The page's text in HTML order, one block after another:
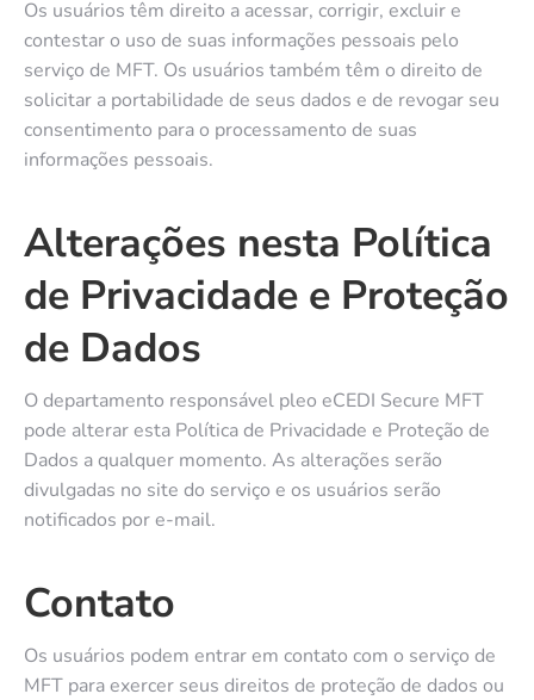
Os usuários têm direito a acessar, corrigir, excluir e
contestar o uso de suas informações pessoais pelo
serviço de MFT. Os usuários também têm o direito de
solicitar a portabilidade de seus dados e de revogar seu
consentimento para o processamento de suas
informações pessoais.
Alterações nesta Política
de Privacidade e Proteção
de Dados
O departamento responsável pleo eCEDI Secure MFT
pode alterar esta Política de Privacidade e Proteção de
Dados a qualquer momento. As alterações serão
divulgadas no site do serviço e os usuários serão
notificados por e-mail.
Contato
Os usuários podem entrar em contato com o serviço de
MFT para exercer seus direitos de proteção de dados ou